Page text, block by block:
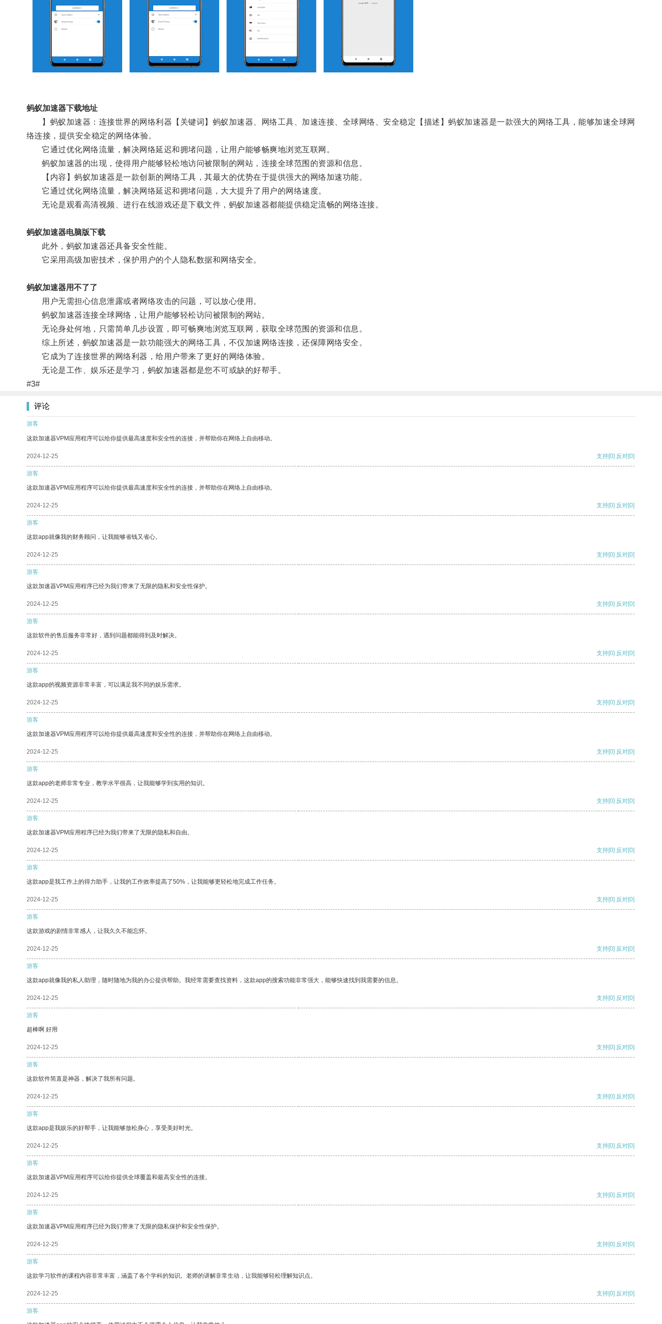
蚂蚁加速器下载地址
】蚂蚁加速器：连接世界的网络利器【关键词】蚂蚁加速器、网络工具、加速连接、全球网络、安全稳定【描述】蚂蚁加速器是一款强大的网络工具，能够加速全球网
络连接，提供安全稳定的网络体验。
它通过优化网络流量，解决网络延迟和拥堵问题，让用户能够畅爽地浏览互联网。
蚂蚁加速器的出现，使得用户能够轻松地访问被限制的网站，连接全球范围的资源和信息。
【内容】蚂蚁加速器是一款创新的网络工具，其最大的优势在于提供强大的网络加速功能。
它通过优化网络流量，解决网络延迟和拥堵问题，大大提升了用户的网络速度。
无论是观看高清视频、进行在线游戏还是下载文件，蚂蚁加速器都能提供稳定流畅的网络连接。
蚂蚁加速器电脑版下载
此外，蚂蚁加速器还具备安全性能。
它采用高级加密技术，保护用户的个人隐私数据和网络安全。
蚂蚁加速器用不了了
用户无需担心信息泄露或者网络攻击的问题，可以放心使用。
蚂蚁加速器连接全球网络，让用户能够轻松访问被限制的网站。
无论身处何地，只需简单几步设置，即可畅爽地浏览互联网，获取全球范围的资源和信息。
综上所述，蚂蚁加速器是一款功能强大的网络工具，不仅加速网络连接，还保障网络安全。
它成为了连接世界的网络利器，给用户带来了更好的网络体验。
无论是工作、娱乐还是学习，蚂蚁加速器都是您不可或缺的好帮手。
#3#
评论
游客
这款加速器VPM应用程序可以给你提供最高速度和安全性的连接，并帮助你在网络上自由移动。
2024-12-25 支持[0] 反对[0]
游客
这款加速器VPM应用程序可以给你提供最高速度和安全性的连接，并帮助你在网络上自由移动。
2024-12-25 支持[0] 反对[0]
游客
这款app就像我的财务顾问，让我能够省钱又省心。
2024-12-25 支持[0] 反对[0]
游客
这款加速器VPM应用程序已经为我们带来了无限的隐私和安全性保护。
2024-12-25 支持[0] 反对[0]
游客
这款软件的售后服务非常好，遇到问题都能得到及时解决。
2024-12-25 支持[0] 反对[0]
游客
这款app的视频资源非常丰富，可以满足我不同的娱乐需求。
2024-12-25 支持[0] 反对[0]
游客
这款加速器VPM应用程序可以给你提供最高速度和安全性的连接，并帮助你在网络上自由移动。
2024-12-25 支持[0] 反对[0]
游客
这款app的老师非常专业，教学水平很高，让我能够学到实用的知识。
2024-12-25 支持[0] 反对[0]
游客
这款加速器VPM应用程序已经为我们带来了无限的隐私和自由。
2024-12-25 支持[0] 反对[0]
游客
这款app是我工作上的得力助手，让我的工作效率提高了50%，让我能够更轻松地完成工作任务。
2024-12-25 支持[0] 反对[0]
游客
这款游戏的剧情非常感人，让我久久不能忘怀。
2024-12-25 支持[0] 反对[0]
游客
这款app就像我的私人助理，随时随地为我的办公提供帮助。我经常需要查找资料，这款app的搜索功能非常强大，能够快速找到我需要的信息。
2024-12-25 支持[0] 反对[0]
游客
超棒啊 好用
2024-12-25 支持[0] 反对[0]
游客
这款软件简直是神器，解决了我所有问题。
2024-12-25 支持[0] 反对[0]
游客
这款app是我娱乐的好帮手，让我能够放松身心，享受美好时光。
2024-12-25 支持[0] 反对[0]
游客
这款加速器VPM应用程序可以给你提供全球覆盖和最高安全性的连接。
2024-12-25 支持[0] 反对[0]
游客
这款加速器VPM应用程序已经为我们带来了无限的隐私保护和安全性保护。
2024-12-25 支持[0] 反对[0]
游客
这款学习软件的课程内容非常丰富，涵盖了各个学科的知识。老师的讲解非常生动，让我能够轻松理解知识点。
2024-12-25 支持[0] 反对[0]
游客